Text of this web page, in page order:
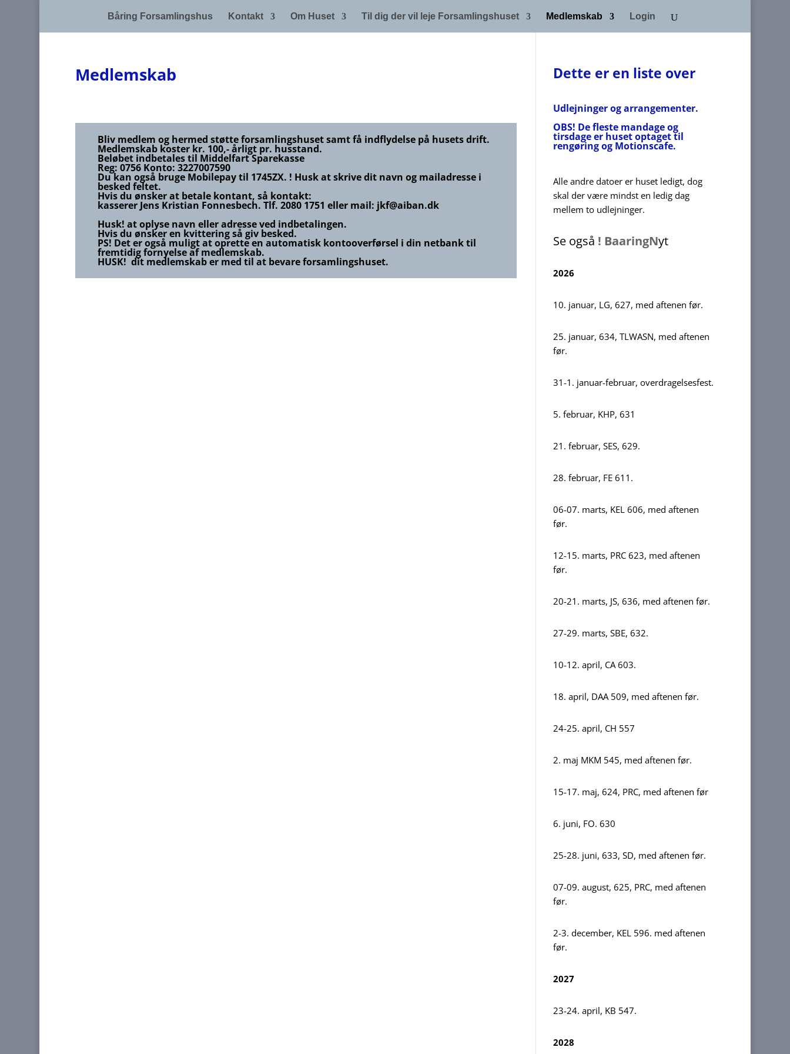
Båring Forsamlingshus Kontakt Om Huset Til dig der vil leje Forsamlingshuset Medlemskab Login
Medlemskab
Bliv medlem og hermed støtte forsamlingshuset samt få indflydelse på husets drift.
Medlemskab koster kr. 100,- årligt pr. husstand.
Beløbet indbetales til Middelfart Sparekasse
Reg: 0756 Konto: 3227007590
Du kan også bruge Mobilepay til 1745ZX. ! Husk at skrive dit navn og mailadresse i
besked feltet.
Hvis du ønsker at betale kontant, så kontakt:
kasserer Jens Kristian Fonnesbech. Tlf. 2080 1751 eller mail: jkf@aiban.dk
Husk! at oplyse navn eller adresse ved indbetalingen.
Hvis du ønsker en kvittering så giv besked.
PS! Det er også muligt at oprette en automatisk kontooverførsel i din netbank til
fremtidig fornyelse af medlemskab.
HUSK! dit medlemskab er med til at bevare forsamlingshuset.
Dette er en liste over
Udlejninger og arrangementer.
OBS! De fleste mandage og
tirsdage er huset optaget til
rengøring og Motionscafe.
Alle andre datoer er huset ledigt, dog
skal der være mindst en ledig dag
mellem to udlejninger.
Se også ! BaaringNyt
2026
10. januar, LG, 627, med aftenen før.
25. januar, 634, TLWASN, med aftenen
før.
31-1. januar-februar, overdragelsesfest.
5. februar, KHP, 631
21. februar, SES, 629.
28. februar, FE 611.
06-07. marts, KEL 606, med aftenen
før.
12-15. marts, PRC 623, med aftenen
før.
20-21. marts, JS, 636, med aftenen før.
27-29. marts, SBE, 632.
10-12. april, CA 603.
18. april, DAA 509, med aftenen før.
24-25. april, CH 557
2. maj MKM 545, med aftenen før.
15-17. maj, 624, PRC, med aftenen før
6. juni, FO. 630
25-28. juni, 633, SD, med aftenen før.
07-09. august, 625, PRC, med aftenen
før.
2-3. december, KEL 596. med aftenen
før.
2027
23-24. april, KB 547.
2028